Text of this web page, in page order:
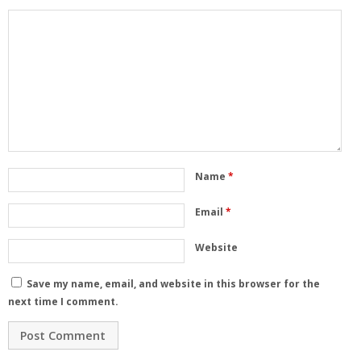
Name *
Email *
Website
Save my name, email, and website in this browser for the
next time I comment.